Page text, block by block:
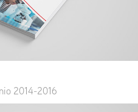
2014-2016